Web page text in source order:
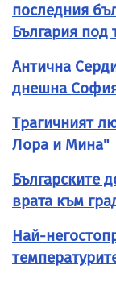
последния
България под
Антична
днешна
Трагичният
Лора и Мина"
Българските
врата към
Най-